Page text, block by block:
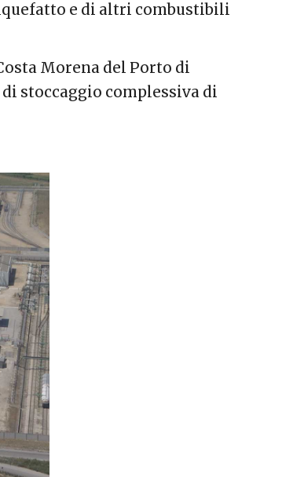
e di altri combustibili
Morena del Porto di
stoccaggio complessiva di